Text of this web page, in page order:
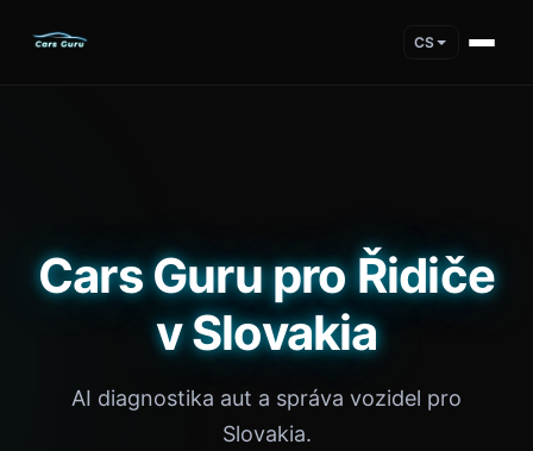
CS
Cars Guru pro Řidiče
v Slovakia
AI diagnostika aut a správa vozidel pro
Slovakia.